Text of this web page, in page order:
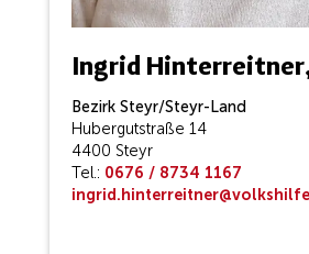
Ingrid
Bezirk Steyr/Steyr-Land
Hubergutstraße 14
4400 Steyr
Tel.: 0676 / 8734 1167
ingrid.hinterreitner